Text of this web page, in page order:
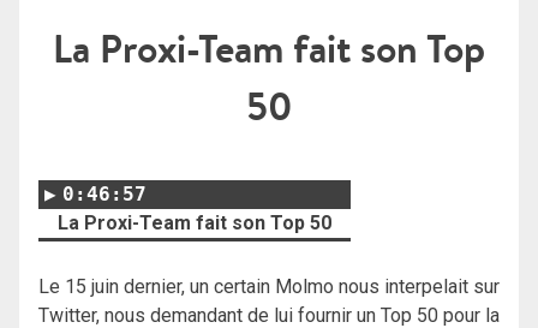
La Proxi-Team fait son Top
50
0:46:57
La Proxi-Team fait son Top 50
Le 15 juin dernier, un certain Molmo nous interpelait sur
Twitter, nous demandant de lui fournir un Top 50 pour la